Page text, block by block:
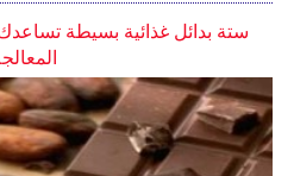
ستة بدائل غذائية بسيطة